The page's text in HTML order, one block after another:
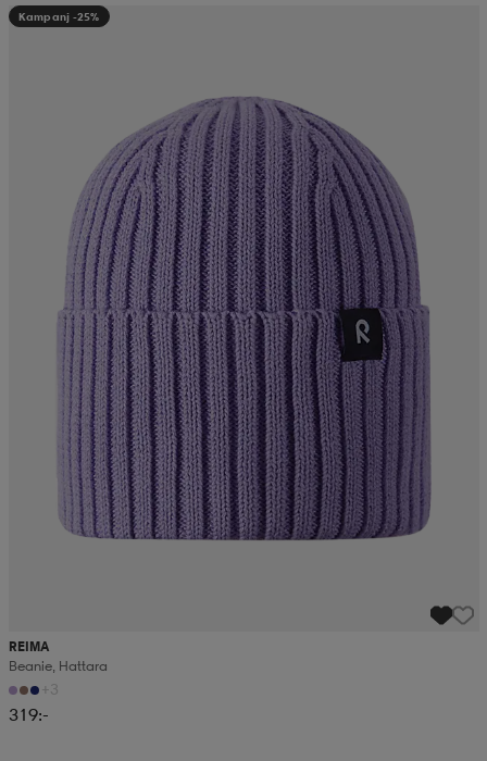
Kampanj -25%
REIMA
Beanie, Hattara
+3
319:-